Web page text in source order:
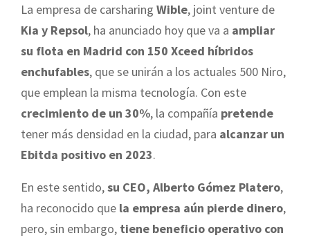
La empresa de carsharing Wible, joint venture de
Kia y Repsol, ha anunciado hoy que va a ampliar
su flota en Madrid con 150 Xceed híbridos
enchufables, que se unirán a los actuales 500 Niro,
que emplean la misma tecnología. Con este
crecimiento de un 30%, la compañía pretende
tener más densidad en la ciudad, para alcanzar un
Ebitda positivo en 2023.
En este sentido,su CEO, Alberto Gómez Platero,
ha reconocido que la empresa aún pierde dinero,
pero, sin embargo, tiene beneficio operativo con